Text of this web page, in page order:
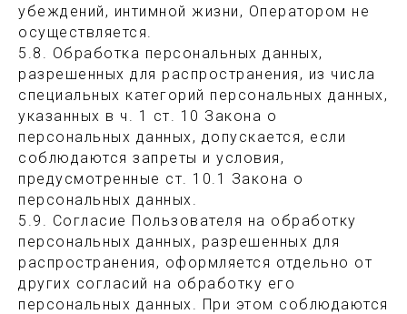
убеждений, интимной жизни, Оператором не
осуществляется.
5.8. Обработка персональных данных,
разрешенных для распространения, из числа
специальных категорий персональных данных,
указанных в ч. 1 ст. 10 Закона о
персональных данных, допускается, если
соблюдаются запреты и условия,
предусмотренные ст. 10.1 Закона о
персональных данных.
5.9. Согласие Пользователя на обработку
персональных данных, разрешенных для
распространения, оформляется отдельно от
других согласий на обработку его
персональных данных. При этом соблюдаются